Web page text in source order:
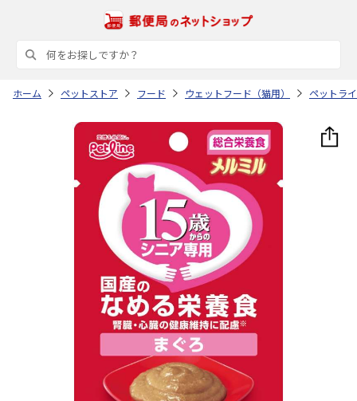
ホーム ペットストア フード ウェットフード（猫用） ペットラ